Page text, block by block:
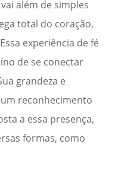
além de simples
total do coração,
experiência de fé
de se conectar
grandeza e
reconhecimento
a essa presença,
formas, como